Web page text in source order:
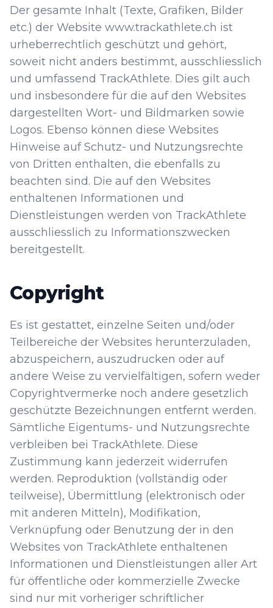
Der gesamte Inhalt (Texte, Grafiken, Bilder
etc.) der Website www.trackathlete.ch ist
urheberrechtlich geschützt und gehört,
soweit nicht anders bestimmt, ausschliesslich
und umfassend TrackAthlete. Dies gilt auch
und insbesondere für die auf den Websites
dargestellten Wort- und Bildmarken sowie
Logos. Ebenso können diese Websites
Hinweise auf Schutz- und Nutzungsrechte
von Dritten enthalten, die ebenfalls zu
beachten sind. Die auf den Websites
enthaltenen Informationen und
Dienstleistungen werden von TrackAthlete
ausschliesslich zu Informationszwecken
bereitgestellt.
Copyright
Es ist gestattet, einzelne Seiten und/oder
Teilbereiche der Websites herunterzuladen,
abzuspeichern, auszudrucken oder auf
andere Weise zu vervielfältigen, sofern weder
Copyrightvermerke noch andere gesetzlich
geschützte Bezeichnungen entfernt werden.
Sämtliche Eigentums- und Nutzungsrechte
verbleiben bei TrackAthlete. Diese
Zustimmung kann jederzeit widerrufen
werden. Reproduktion (vollständig oder
teilweise), Übermittlung (elektronisch oder
mit anderen Mitteln), Modifikation,
Verknüpfung oder Benutzung der in den
Websites von TrackAthlete enthaltenen
Informationen und Dienstleistungen aller Art
für öffentliche oder kommerzielle Zwecke
sind nur mit vorheriger schriftlicher